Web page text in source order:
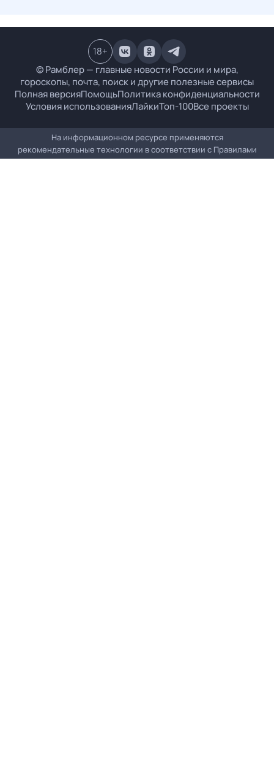
© Рамблер — главные новости России и мира,
гороскопы, почта, поиск и другие полезные сервисы
Полная версияПомощьПолитика конфиденциальности
Условия использованияЛайкиТоп-100Все проекты
18+
На информационном ресурсе применяются
рекомендательные технологии в соответствии с Правилами